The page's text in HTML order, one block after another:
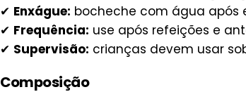
✔ Enxágue: bocheche com água após
✔ Frequência: use após refeições e
✔ Supervisão: crianças devem usar
Composição